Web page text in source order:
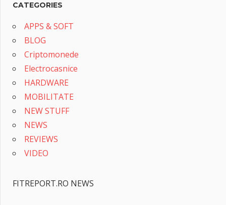
CATEGORIES
APPS & SOFT
BLOG
Criptomonede
Electrocasnice
HARDWARE
MOBILITATE
NEW STUFF
NEWS
REVIEWS
VIDEO
FITREPORT.RO NEWS